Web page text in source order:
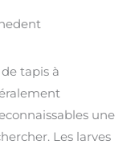
tapis à
une
Les larves